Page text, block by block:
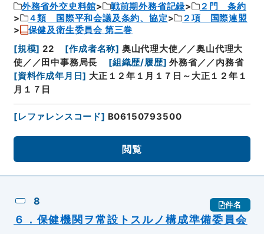
外務省外交史料館 戦前期外務省記録
２門 条約
４類 国際平和会議及条約、協定
２項 国際連盟
保健及衛生委員会 第三巻
[規模] 22 [作成者名称] 奥山代理大使／／奥山代理大
使／／田中事務局長
[組織歴/履歴] 外務省／／内務省
[資料作成年月日] 大正１２年１月１７日～大正１２年１
月１７日
[レファレンスコード] B06150793500
閲覧
8 件名
６．保健機関ヲ常設トスルノ構成準備委員会